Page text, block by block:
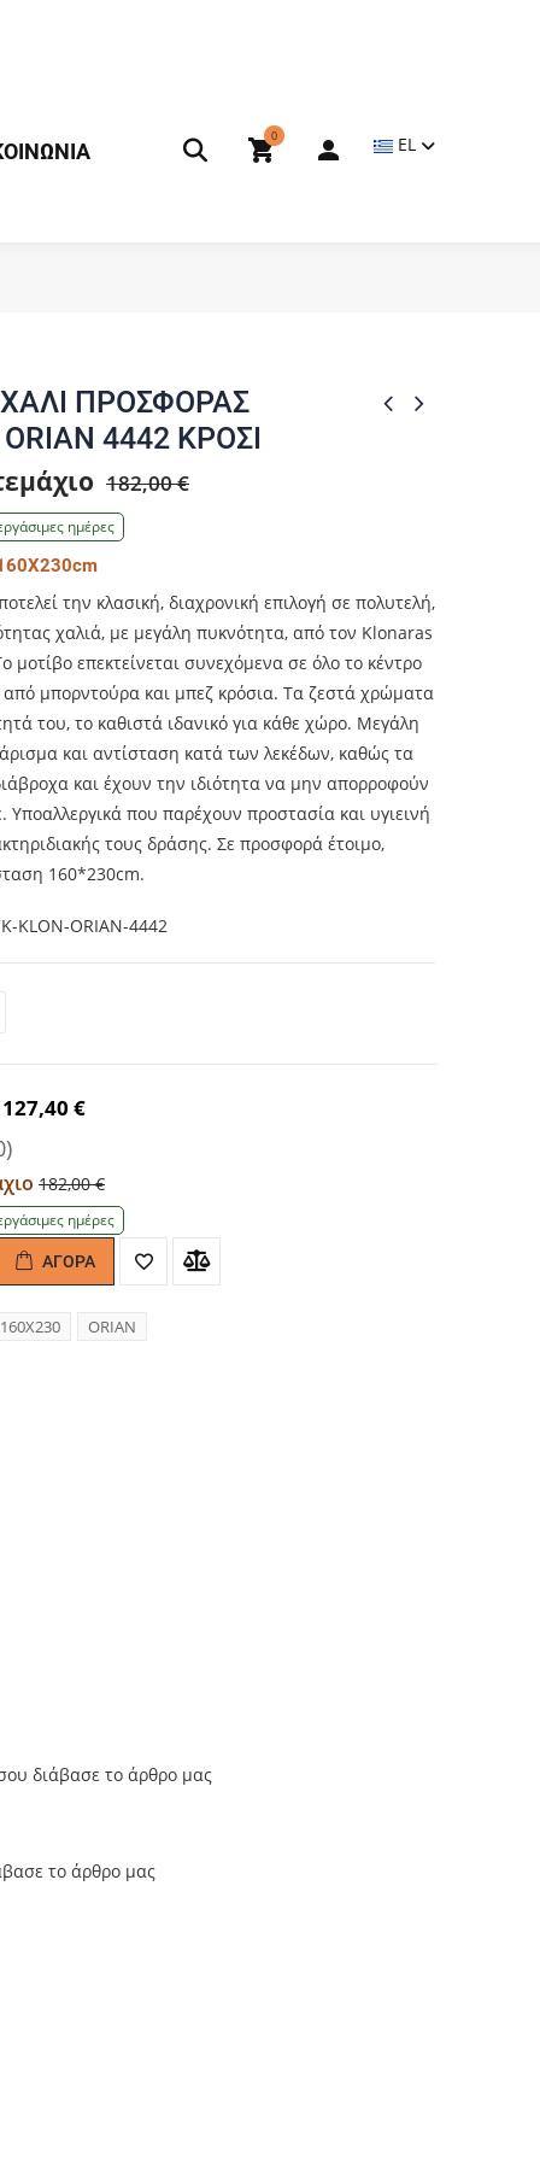
0 EL
ΠΡΟΣΦΟΡΑΣ
4442 ΚΡΟΣΙ
182,00 €
ημέρες
την κλασική, διαχρονική επιλογή σε πολυτελή,
χαλιά, με μεγάλη πυκνότητα, από τον Klonaras
μοτίβο επεκτείνεται συνεχόμενα σε όλο το κέντρο
από μπορντούρα και μπεζ κρόσια. Τα ζεστά χρώματα
του, το καθιστά ιδανικό για κάθε χώρο. Μεγάλη
και αντίσταση κατά των λεκέδων, καθώς τα
και έχουν την ιδιότητα να μην απορροφούν
Υποαλλεργικά που παρέχουν προστασία και υγιεινή
τους δράσης. Σε προσφορά έτοιμο,
160*230cm.
KLON-ORIAN-4442
127,40 €
182,00 €
ημέρες
ΑΓΟΡΆ
160Χ230 ORIAN
διάβασε το άρθρο μας
το άρθρο μας